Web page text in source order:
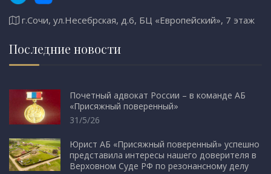
г.Сочи, ул.Несебрская, д.6, БЦ «Европейский», 7 этаж
Последние новости
Почетный адвокат России – в команде АБ
«Присяжный поверенный»
31/5/26
Юрист АБ «Присяжный поверенный» успешно
представила интересы нашего доверителя в
Верховном Суде РФ по резонансному делу